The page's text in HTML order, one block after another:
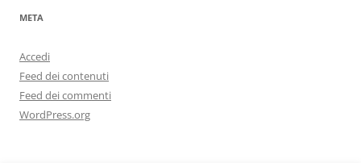
META
Accedi
Feed dei contenuti
Feed dei commenti
WordPress.org